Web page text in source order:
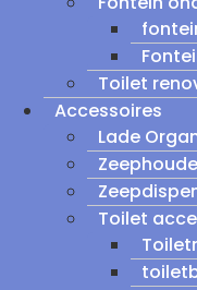
Toilet
Accessoires
Lade
Toilet